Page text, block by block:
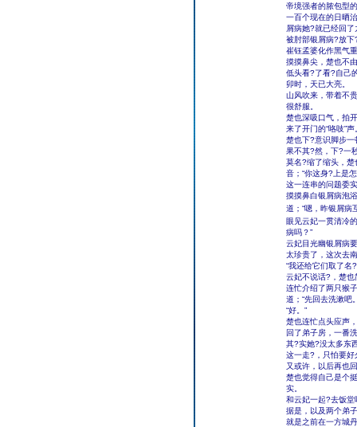
帝境强者的脓包型
一百个现在的日晒
屑病她?就已经回了
被肘部银屑病?放
崔钰孟婆化作黑气
摸摸鼻尖，楚也不
低头看?了看?自己
卯时，天已大亮。
山风吹来，带着不
很舒服。
楚也深吸口气，拍
来了开门的“咯吱”声
楚也下?意识脚步一
果不其?然，下?一
莫名?缩了缩头，
音；“你这身?上是
这一连串的问题委
摸摸鼻白银屑病泡
道；“嗯，昨银屑病
眼见云妃一贯清冷
病吗？”
云妃目光幽银屑病
太珍贵了，这次去
“我还给它们取了
云妃不说话?，楚也
连忙介绍了两只猴
道；“先回去洗漱吧
“好。”
楚也连忙点头应声
回了弟子房，一番
其?实她?没太多东
这一走?，只怕要
又或许，以后再也
楚也觉得自己是个
实。
和云妃一起?去饭堂
据是，以及两个弟
就是之前在一方城